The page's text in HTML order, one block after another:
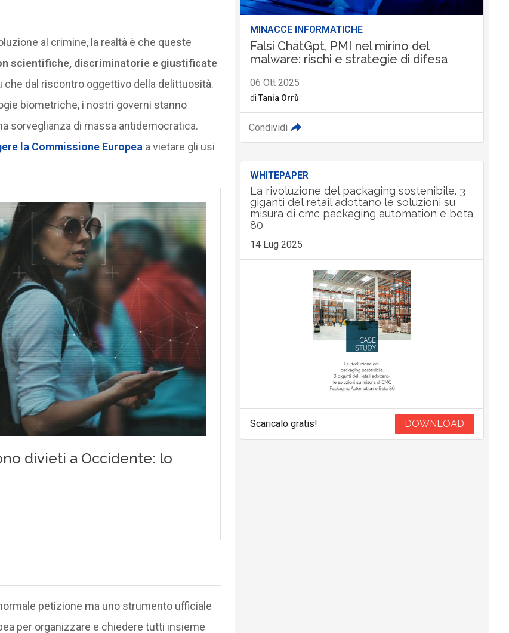
al crimine, la realtà è che queste
scientifiche, discriminatorie e giustificate
che dal riscontro oggettivo della delittuosità.
biometriche, i nostri governi stanno
sorveglianza di massa antidemocratica.
la Commissione Europea a vietare gli usi
petizione ma uno strumento ufficiale
per organizzare e chiedere tutti insieme
MINACCE INFORMATICHE
Falsi ChatGpt, PMI nel mirino del
malware: rischi e strategie di difesa
06 Ott 2025
di Tania Orrù
Condividi
WHITEPAPER
La rivoluzione del packaging sostenibile. 3
giganti del retail adottano le soluzioni su
misura di cmc packaging automation e beta
80
14 Lug 2025
Scaricalo gratis! DOWNLOAD